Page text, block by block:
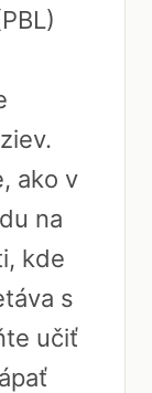
ako v
na
kde
s
učiť